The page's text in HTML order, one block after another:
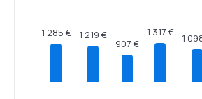
1 285 € 1 219 €
907 €
1 317 €
1